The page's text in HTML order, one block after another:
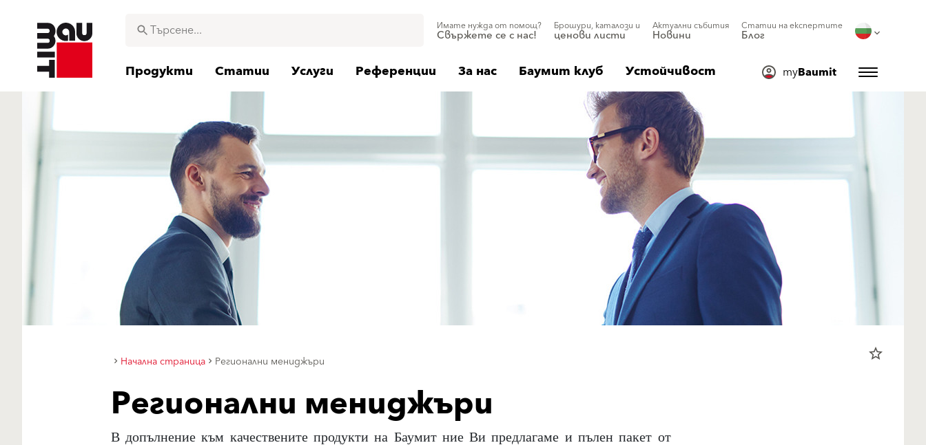
Имате нужда от помощ?
Свържете се с нас!
Брошури, каталози и
ценови листи
Актуални събития
Новини
Статии на експертите
Блог
Продукти Статии Услуги Референции За нас Баумит клуб Устойчивост myBaumit
Начална страница Регионални мениджъри star_border
Регионални мениджъри
В допълнение към качествените продукти на Баумит ние Ви предлагаме и пълен пакет от